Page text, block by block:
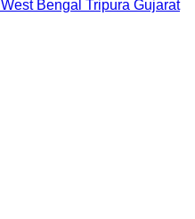
West Bengal Tripura Gujarat